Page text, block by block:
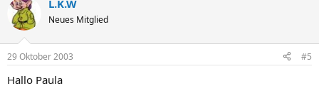
L.K.W
Neues Mitglied
29 Oktober 2003 #5
Hallo Paula